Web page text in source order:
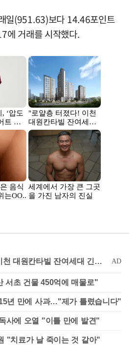
일(951.63)보다 14.46포인트
거래를 시작했다.
서초 건물 450억에 매물로"
년 만에 사과…"제가 틀렸습니다"
사에 오열 "이틀 만에 발견"
"치료가 날 죽이는 것 같아"